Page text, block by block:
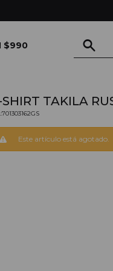
$990
SHIRT TAKILA
701303162GS
Este artículo está agotado.